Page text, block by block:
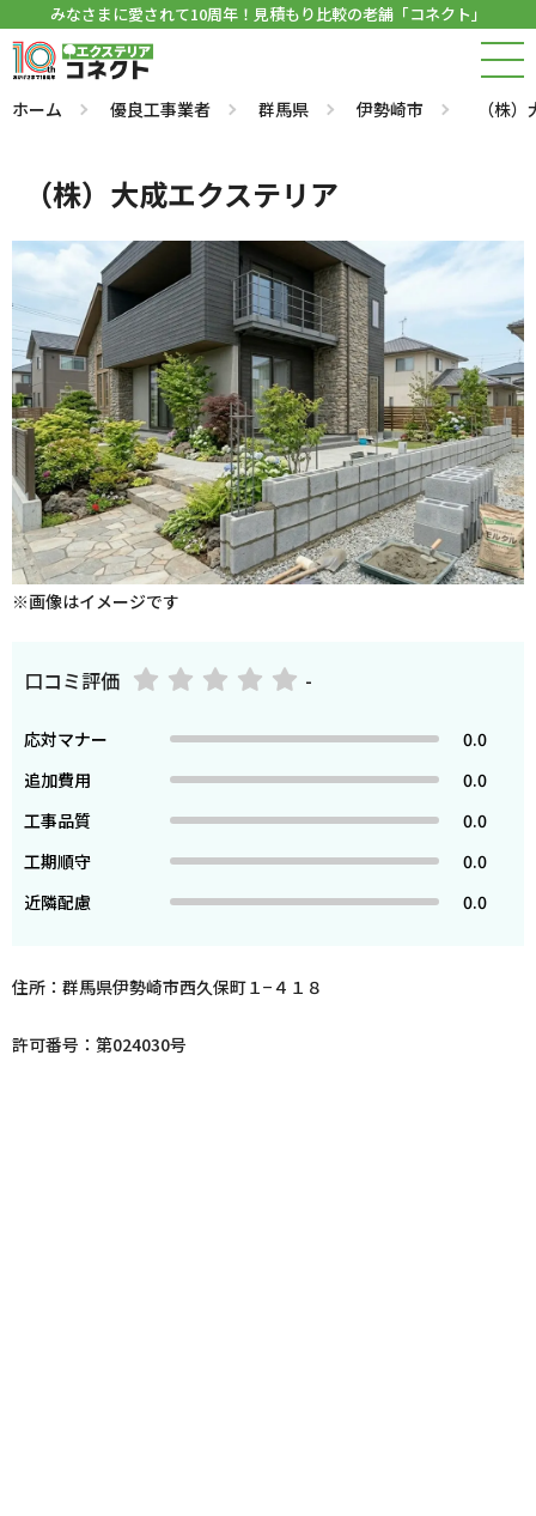
みなさまに愛されて10周年！見積もり比較の老舗「コネクト」
ホーム 優良工事業者 群馬県 伊勢崎市 （株
（株）大成エクステリア
※画像はイメージです
口コミ評価 -
応対マナー
0.0
追加費用
0.0
工事品質
0.0
工期順守
0.0
近隣配慮
0.0
住所：群馬県伊勢崎市西久保町１−４１８
許可番号：第024030号